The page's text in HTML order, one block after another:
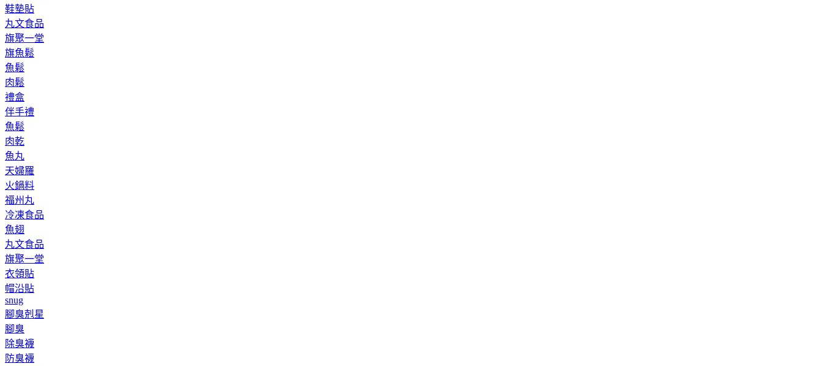
鞋墊貼
丸文食品
旗聚一堂
旗魚鬆
魚鬆
肉鬆
禮盒
伴手禮
魚鬆
肉乾
魚丸
天婦羅
火鍋料
福州丸
冷凍食品
魚翅
丸文食品
旗聚一堂
衣領貼
帽沿貼
snug
腳臭剋星
腳臭
除臭襪
防臭襪